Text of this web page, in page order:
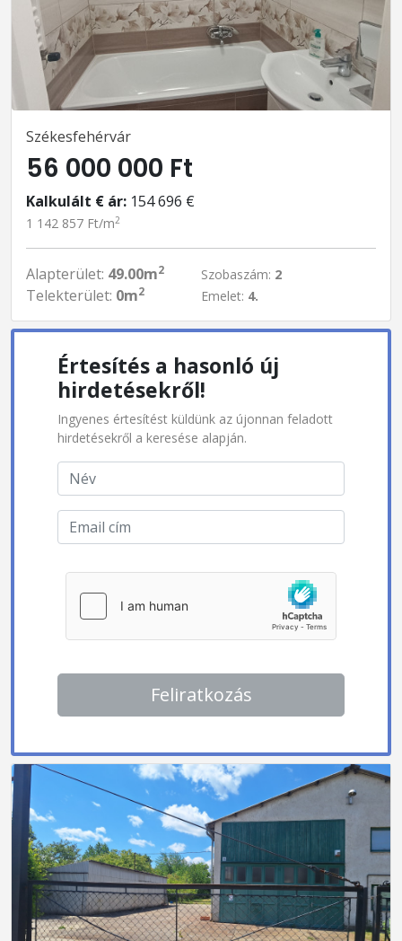
Székesfehérvár
56 000 000 Ft
Kalkulált € ár: 154 696 €
1 142 857 Ft/m2
Alapterület: 49.00m2
Telekterület: 0m2
Szobaszám: 2
Emelet: 4.
Értesítés a hasonló új
hirdetésekről!
Ingyenes értesítést küldünk az újonnan feladott
hirdetésekről a keresése alapján.
Feliratkozás